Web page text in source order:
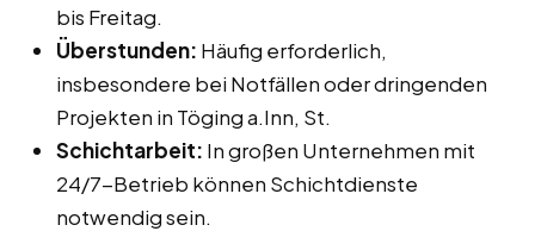
bis Freitag.
Überstunden: Häufig erforderlich,
insbesondere bei Notfällen oder dringenden
Projekten in Töging a.Inn, St.
Schichtarbeit: In großen Unternehmen mit
24/7-Betrieb können Schichtdienste
notwendig sein.